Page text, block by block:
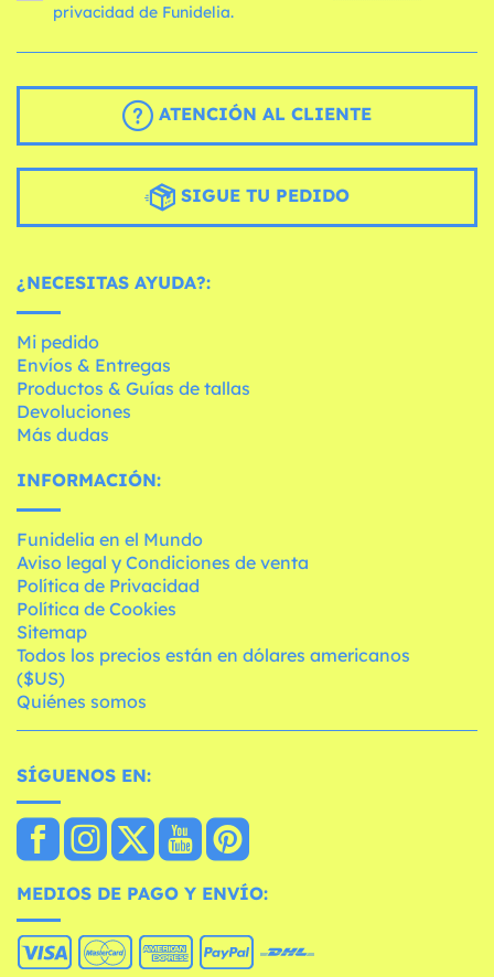
privacidad de Funidelia.
ATENCIÓN AL CLIENTE
SIGUE TU PEDIDO
¿NECESITAS AYUDA?:
Mi pedido
Envíos & Entregas
Productos & Guías de tallas
Devoluciones
Más dudas
INFORMACIÓN:
Funidelia en el Mundo
Aviso legal y Condiciones de venta
Política de Privacidad
Política de Cookies
Sitemap
Todos los precios están en dólares americanos
($US)
Quiénes somos
SÍGUENOS EN:
MEDIOS DE PAGO Y ENVÍO: